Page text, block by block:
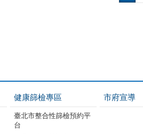
健康篩檢專區
臺北市整合性篩檢預約平
台
市府宣導